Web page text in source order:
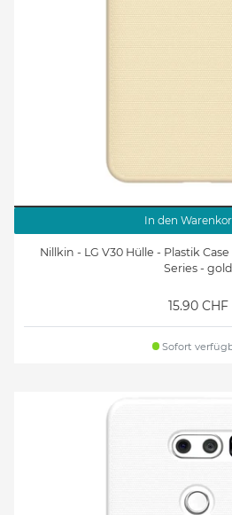
In den
Nillkin - LG V30 Hülle - Plastik
Series - gold
15.90 CHF
Sofort